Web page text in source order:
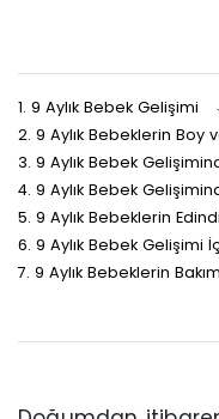
1. 9 Aylık Bebek Gelişimi
2. 9 Aylık Bebeklerin Boy
3. 9 Aylık Bebek
4. 9 Aylık Bebek
5. 9 Aylık Bebeklerin
6. 9 Aylık Bebek Gelişimi
7. 9 Aylık Bebeklerin